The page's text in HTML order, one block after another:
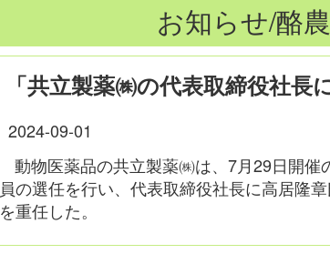
お知らせ/酪
「共立製薬㈱の代表取締役社長
2024-09-01
動物医薬品の共立製薬㈱は、7月29日開催
員の選任を行い、代表取締役社長に高居隆
を重任した。